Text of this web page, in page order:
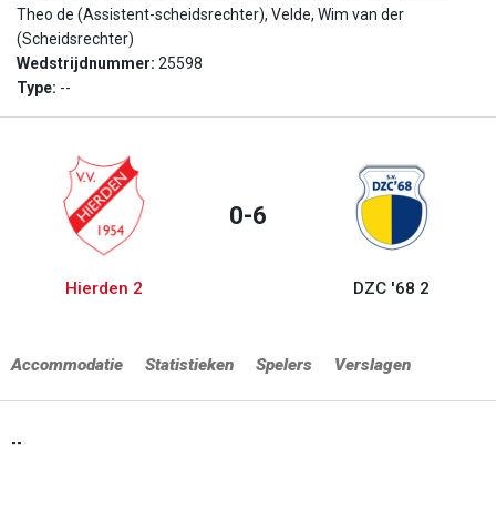
Theo de (Assistent-scheidsrechter), Velde, Wim van der
(Scheidsrechter)
Wedstrijdnummer: 25598
Type: --
Hierden 2
0-6
DZC '68 2
Accommodatie Statistieken Spelers Verslagen
--